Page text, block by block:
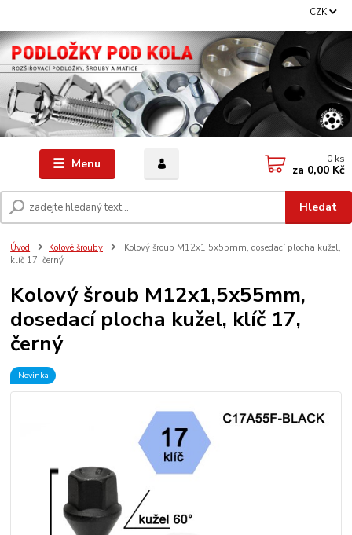
Menu
CZK
Hledat
0 ks
za 0,00 Kč
Úvod Kolové šrouby
Kolový šroub M12x1,5x55mm, dosedací plocha kužel,
klíč 17, černý
Kolový šroub M12x1,5x55mm,
dosedací plocha kužel, klíč 17,
černý
Novinka